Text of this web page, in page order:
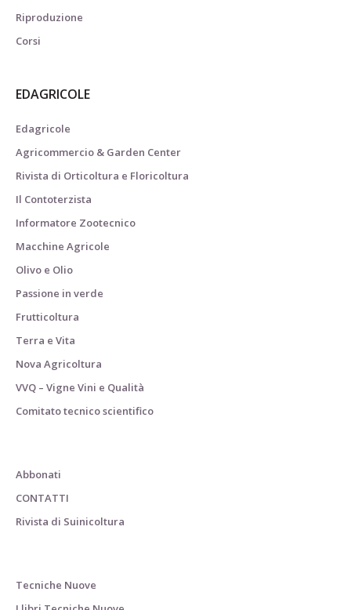
Riproduzione
Corsi
EDAGRICOLE
Edagricole
Agricommercio & Garden Center
Rivista di Orticoltura e Floricoltura
Il Contoterzista
Informatore Zootecnico
Macchine Agricole
Olivo e Olio
Passione in verde
Frutticoltura
Terra e Vita
Nova Agricoltura
VVQ – Vigne Vini e Qualità
Comitato tecnico scientifico
Abbonati
CONTATTI
Rivista di Suinicoltura
Tecniche Nuove